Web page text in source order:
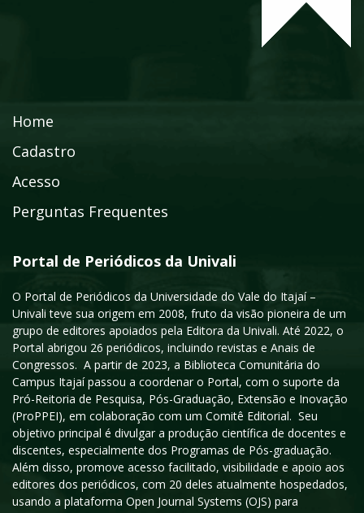
Home
Cadastro
Acesso
Perguntas Frequentes
Portal de Periódicos da Univali
O Portal de Periódicos da Universidade do Vale do Itajaí –
Univali teve sua origem em 2008, fruto da visão pioneira de um
grupo de editores apoiados pela Editora da Univali. Até 2022, o
Portal abrigou 26 periódicos, incluindo revistas e Anais de
Congressos. A partir de 2023, a Biblioteca Comunitária do
Campus Itajaí passou a coordenar o Portal, com o suporte da
Pró-Reitoria de Pesquisa, Pós-Graduação, Extensão e Inovação
(ProPPEI), em colaboração com um Comitê Editorial. Seu
objetivo principal é divulgar a produção científica de docentes e
discentes, especialmente dos Programas de Pós-graduação.
Além disso, promove acesso facilitado, visibilidade e apoio aos
editores dos periódicos, com 20 deles atualmente hospedados,
usando a plataforma Open Journal Systems (OJS) para